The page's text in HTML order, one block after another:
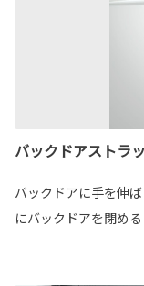
バックドアストラ
バックドアに手を伸
にバックドアを閉める